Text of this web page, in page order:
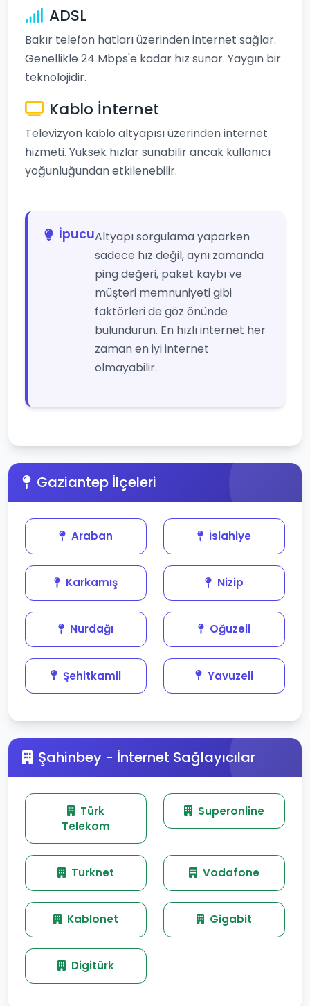
ADSL
Bakır telefon hatları üzerinden internet sağlar.
Genellikle 24 Mbps'e kadar hız sunar. Yaygın bir
teknolojidir.
Kablo İnternet
Televizyon kablo altyapısı üzerinden internet
hizmeti. Yüksek hızlar sunabilir ancak kullanıcı
yoğunluğundan etkilenebilir.
İpucuAltyapı sorgulama yaparken
sadece hız değil, aynı zamanda
ping değeri, paket kaybı ve
müşteri memnuniyeti gibi
faktörleri de göz önünde
bulundurun. En hızlı internet her
zaman en iyi internet
olmayabilir.
Gaziantep İlçeleri
Araban İslahiye
Karkamış Nizip
Nurdağı Oğuzeli
Şehitkamil Yavuzeli
Şahinbey - İnternet Sağlayıcılar
Türk
Telekom
Superonline
Turknet Vodafone
Kablonet Gigabit
Digitürk